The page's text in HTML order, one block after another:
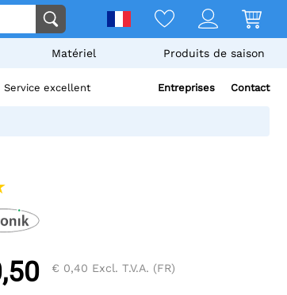
Matériel Produits de saison
Service excellent Entreprises Contact
€ 0,40 Excl. T.V.A. (FR)